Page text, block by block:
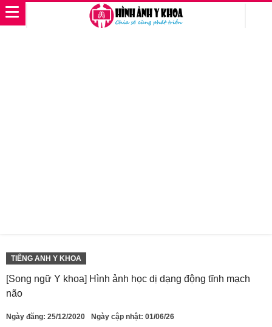
TIẾNG ANH Y KHOA
[Song ngữ Y khoa] Hình ảnh học dị dạng động tĩnh mạch
não
Ngày đăng: 25/12/2020 Ngày cập nhật: 01/06/26